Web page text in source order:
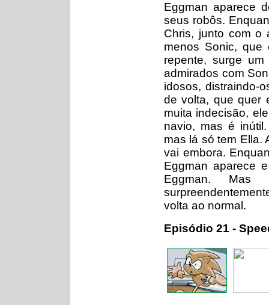
Eggman aparece
seus robôs.
Chris, junto com o
menos Sonic, que
repente, surge
admirados com
idosos, distraindo-
de volta, que quer
muita indecisão,
navio, mas é
mas lá só tem Ella.
vai embora.
Eggman aparece
Eggman. Mas
volta ao normal.
Episódio 21 -